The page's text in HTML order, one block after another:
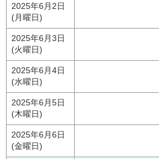
2025年6月2日
(月曜日)
2025年6月3日
(火曜日)
2025年6月4日
(水曜日)
2025年6月5日
(木曜日)
2025年6月6日
(金曜日)